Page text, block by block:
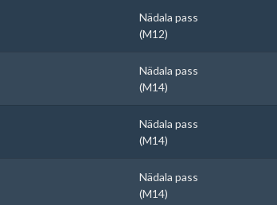
Nädala pass
(M12)
Nädala pass
(M14)
Nädala pass
(M14)
Nädala pass
(M14)